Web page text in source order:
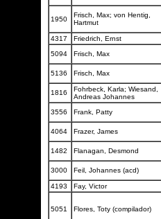
1950
Frisch, Max; von Hentig,
Hartmut
4317 Friedrich, Ernst
5094
Frisch, Max
5136 Frisch, Max
1816
Fohrbeck, Karla; Wiesand,
Andreas Johannes
3556 Frank, Patty
4064
Frazer, James
1482 Flanagan, Desmond
3000 Feil, Johannes (acd)
4193 Fay, Victor
5051 Flores, Toty (compilador)